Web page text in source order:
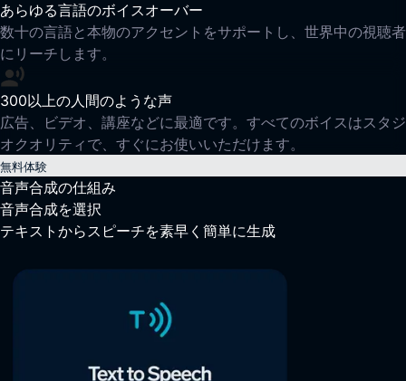
あらゆる言語のボイスオーバー
数十の言語と本物のアクセントをサポートし、世界中の視聴者
にリーチします。
300以上の人間のような声
広告、ビデオ、講座などに最適です。すべてのボイスはスタジ
オクオリティで、すぐにお使いいただけます。
無料体験
音声合成の仕組み
音声合成を選択
テキストからスピーチを素早く簡単に生成